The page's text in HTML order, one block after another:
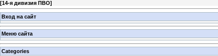
[14-я дивизия ПВО]
Вход на сайт
Меню сайта
Categories